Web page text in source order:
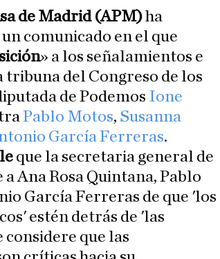
de Madrid (APM)ha
comunicado en el que
» a los señalamientos e
tribuna del Congreso de los
de Podemos Ione
Pablo Motos, Susanna
García Ferreras.
que la secretaria general de
Ana Rosa Quintana, Pablo
García Ferreras de que 'los
estén detrás de 'las
que las